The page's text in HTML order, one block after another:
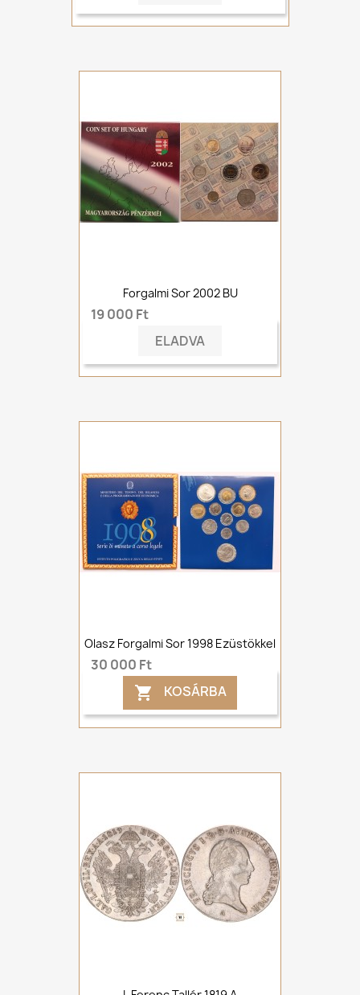
Forgalmi Sor 2002 BU
19 000 Ft
ELADVA
Olasz Forgalmi Sor 1998 Ezüstökkel
30 000 Ft
 KOSÁRBA